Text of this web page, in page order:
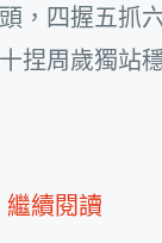
，四握五抓
捏周歲獨站
繼續閱讀